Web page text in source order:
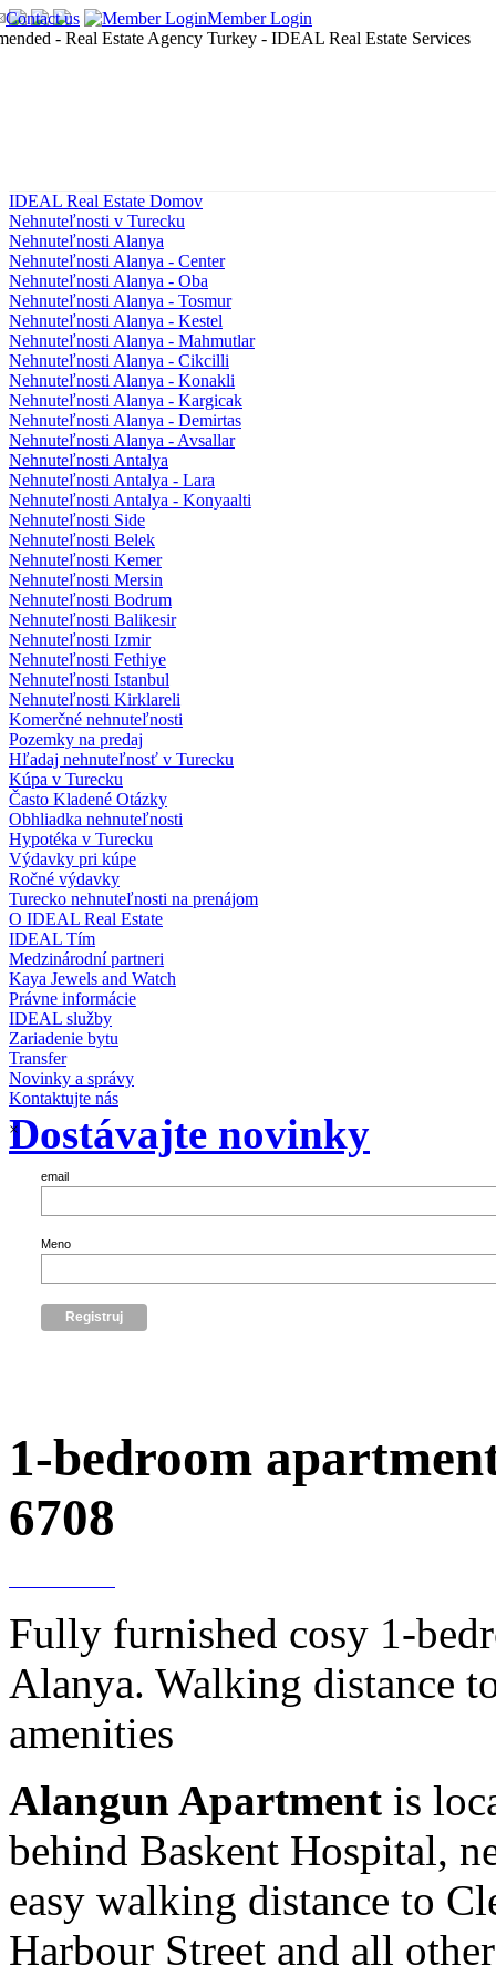
Contact us Member Login
×
IDEAL Real Estate Domov
Nehnuteľnosti v Turecku
Nehnuteľnosti Alanya
Nehnuteľnosti Alanya - Center
Nehnuteľnosti Alanya - Oba
Nehnuteľnosti Alanya - Tosmur
Nehnuteľnosti Alanya - Kestel
Nehnuteľnosti Alanya - Mahmutlar
Nehnuteľnosti Alanya - Cikcilli
Nehnuteľnosti Alanya - Konakli
Nehnuteľnosti Alanya - Kargicak
Nehnuteľnosti Alanya - Demirtas
Nehnuteľnosti Alanya - Avsallar
Nehnuteľnosti Antalya
Nehnuteľnosti Antalya - Lara
Nehnuteľnosti Antalya - Konyaalti
Nehnuteľnosti Side
Nehnuteľnosti Belek
Nehnuteľnosti Kemer
Nehnuteľnosti Mersin
Nehnuteľnosti Bodrum
Nehnuteľnosti Balikesir
Nehnuteľnosti Izmir
Nehnuteľnosti Fethiye
Nehnuteľnosti Istanbul
Nehnuteľnosti Kirklareli
Komerčné nehnuteľnosti
Pozemky na predaj
Hľadaj nehnuteľnosť v Turecku
Kúpa v Turecku
Často Kladené Otázky
Obhliadka nehnuteľnosti
Hypotéka v Turecku
Výdavky pri kúpe
Ročné výdavky
Turecko nehnuteľnosti na prenájom
O IDEAL Real Estate
IDEAL Tím
Medzinárodní partneri
Kaya Jewels and Watch
Právne informácie
IDEAL služby
Zariadenie bytu
Transfer
Novinky a správy
Kontaktujte nás
Dostávajte novinky
email
Meno
1-bedroom
6708
Fully furnished cosy 1-
Alanya. Walking distance
amenities
Alangun Apartment is
behind Baskent Hospital,
easy walking distance to
Harbour Street and all